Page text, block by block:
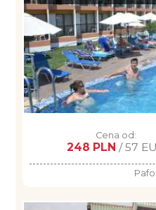
Cena od:
248 PLN / 57